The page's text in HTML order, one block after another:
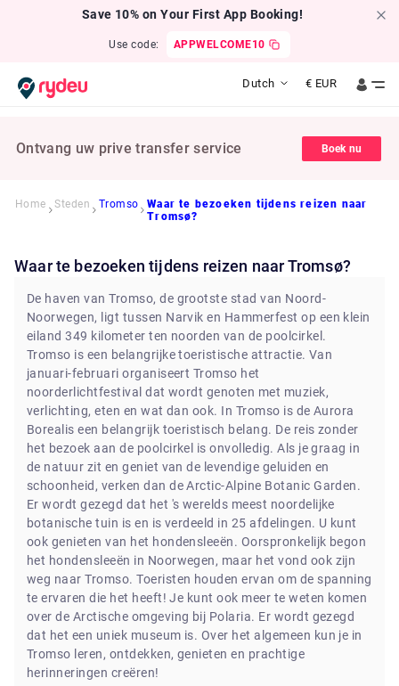
Save 10% on Your First App Booking!
Use code: APPWELCOME10
Dutch € EUR
Ontvang uw prive transfer service Boek nu
Home Steden Tromso
Waar te bezoeken tijdens reizen naar
Tromsø?
Waar te bezoeken tijdens reizen naar Tromsø?
De haven van Tromso, de grootste stad van Noord-
Noorwegen, ligt tussen Narvik en Hammerfest op een klein
eiland 349 kilometer ten noorden van de poolcirkel.
Tromso is een belangrijke toeristische attractie. Van
januari-februari organiseert Tromso het
noorderlichtfestival dat wordt genoten met muziek,
verlichting, eten en wat dan ook. In Tromso is de Aurora
Borealis een belangrijk toeristisch belang. De reis zonder
het bezoek aan de poolcirkel is onvolledig. Als je graag in
de natuur zit en geniet van de levendige geluiden en
schoonheid, verken dan de Arctic-Alpine Botanic Garden.
Er wordt gezegd dat het 's werelds meest noordelijke
botanische tuin is en is verdeeld in 25 afdelingen. U kunt
ook genieten van het hondensleeën. Oorspronkelijk begon
het hondensleeën in Noorwegen, maar het vond ook zijn
weg naar Tromso. Toeristen houden ervan om de spanning
te ervaren die het heeft! Je kunt ook meer te weten komen
over de Arctische omgeving bij Polaria. Er wordt gezegd
dat het een uniek museum is. Over het algemeen kun je in
Tromso leren, ontdekken, genieten en prachtige
herinneringen creëren!